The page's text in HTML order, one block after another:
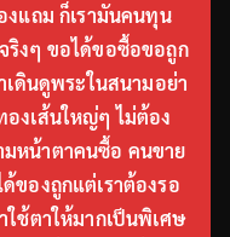
งแถม ก็เรามันคนทุน
ริงๆ ขอได้ขอซื้อขอถูก
เดินดูพระในสนามอย่า
งเส้นใหญ่ๆ ไม่ต้อง
หน้าตาคนซื้อ คนขาย
ของถูกแต่เราต้องรอ
ใช้ตาให้มากเป็นพิเศษ